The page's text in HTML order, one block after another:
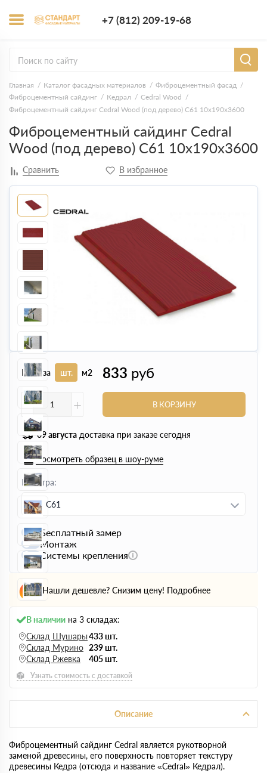
+7 (812) 209-19-68
Главная Каталог фасадных материалов
Фиброцементный фасад
Фиброцементный сайдинг
Кедрал
Cedral Wood
Фиброцементный сайдинг Cedral Wood (под дерево) С61 10х190х3600
Фиброцементный сайдинг Cedral
Wood (под дерево) С61 10х190х3600
Цена за шт. м2 833 руб
-
+ В КОРЗИНУ
09 августа доставка при заказе сегодня
Посмотреть образец в шоу-руме
Палитра:
C61
Бесплатный замер
Монтаж
Системы крепления
Нашли дешевле? Снизим цену! Подробнее
В наличии на 3 складах:
Склад Шушары433 шт.
Склад Мурино 239 шт.
Склад Ржевка
405 шт.
Узнать стоимость с доставкой
Описание
Фиброцементный сайдинг Cedral является рукотворной
заменой древесины, его поверхность повторяет текстуру
древесины Кедра (отсюда и название «Cedral» Кедрал).